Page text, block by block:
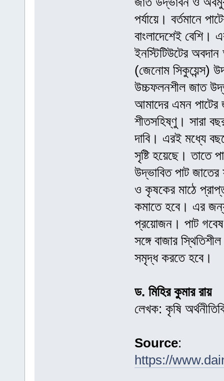
পর্যায়ে। বর্তমানে
বাংলাদেশেই বেশি।
ইনস্টিটিউটের
(জেনোম সিকুয়েন্স)
উচ্চফলনশীল জাত
আমাদের এমন পাটের
শীতসহিষ্ণু। সারা
দাবি। এরই মধ্যে
সৃষ্টি হয়েছে। তাতে
উদ্ভাবিত পাট
ও কৃষকের মাঠে
কমাতে হবে। এর
প্রয়োজন। পাট
সঙ্গে বাজার
সমৃদ্ধ করতে হবে।
ড. মিহির কুমার রায়
লেখক: কৃষি
Source:
https://